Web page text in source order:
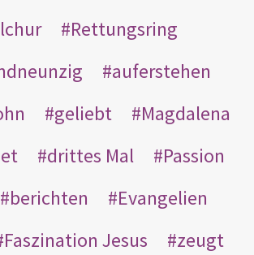
Rettungsring
auferstehen
geliebt
Magdalena
drittes Mal
Passion
berichten
Evangelien
Faszination Jesus
zeugt